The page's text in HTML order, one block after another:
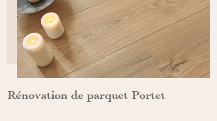
Rénovation de parquet Portet